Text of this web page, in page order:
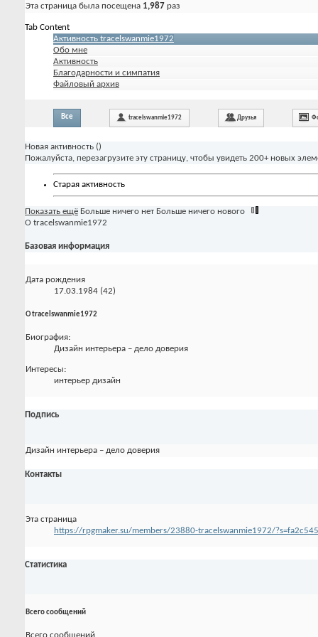
Эта страница была посещена 1,987 раз
Tab Content
Активность tracelswanmie1972
Обо мне
Активность
Благодарности и симпатия
Файловый архив
Все tracelswanmie1972 Друзья
Новая активность ()
Пожалуйста, перезагрузите эту страницу, чтобы увидеть 200+ новых
Старая активность
Показать ещё Больше ничего нет Больше ничего нового
О tracelswanmie1972
Базовая информация
Дата рождения
17.03.1984 (42)
О tracelswanmie1972
Биография:
Дизайн интерьера – дело доверия
Интересы:
интерьер дизайн
Подпись
Дизайн интерьера – дело доверия
Контакты
Эта страница
https://rpgmaker.su/members/23880-tracelswanmie1972/
Статистика
Всего сообщений